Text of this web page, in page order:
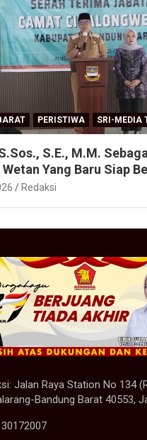
PERISTIWA SRI-MEDIA
S.E., M.M.
Yang Baru Siap
Redaksi
Jalan Raya Station No 134
Bandung Barat 40553,